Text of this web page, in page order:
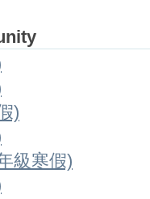
)
級寒假)